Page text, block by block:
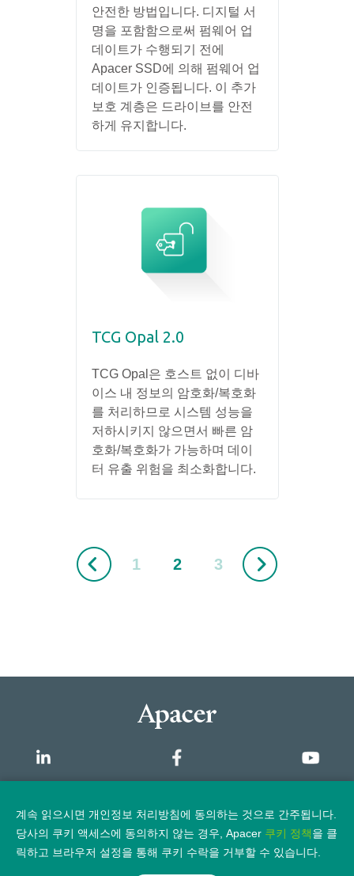
안전한 방법입니다. 디지털 서
명을 포함함으로써 펌웨어 업
데이트가 수행되기 전에
Apacer SSD에 의해 펌웨어 업
데이트가 인증됩니다. 이 추가
보호 계층은 드라이브를 안전
하게 유지합니다.
TCG Opal 2.0
TCG Opal은 호스트 없이 디바
이스 내 정보의 암호화/복호화
를 처리하므로 시스템 성능을
저하시키지 않으면서 빠른 암
호화/복호화가 가능하며 데이
터 유출 위험을 최소화합니다.
1 2 3
개요
개인정보 보호정책 법적 고지
계속 읽으시면 개인정보 처리방침에 동의하는 것으로 간주됩니다.
당사의 쿠키 액세스에 동의하지 않는 경우, Apacer 쿠키 정책을 클
릭하고 브라우저 설정을 통해 쿠키 수락을 거부할 수 있습니다.